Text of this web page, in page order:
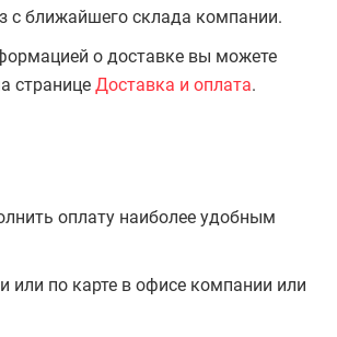
с ближайшего склада компании.
о доставке вы можете
странице Доставка и оплата.
оплату наиболее удобным
или по карте в офисе компании или